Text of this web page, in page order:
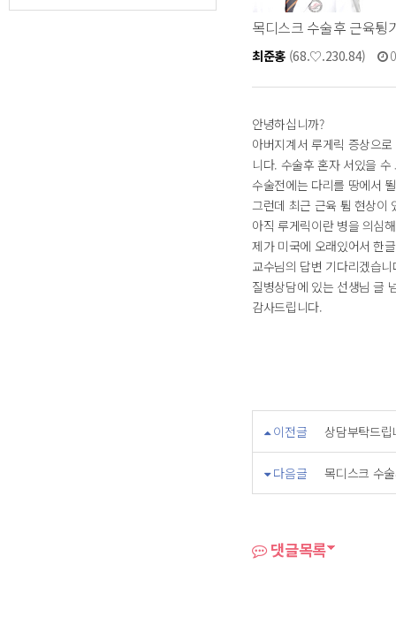
목디스크 수술후 근육튕
최준홍(68.♡.230.84)
안녕하십니까?
아버지계서 루게릭 증상으
니다. 수술후 혼자 서있을
수술전에는 다리를 땅에서
그런데 최근 근육 튐 현상이
아직 루게릭이란 병을 의심
제가 미국에 오래있어서 한
교수님의 답변 기다리겠습니
질병상담에 있는 선생님 글
감사드립니다.
이전글 상담부탁드립
다음글 목디스크 수
댓글목록